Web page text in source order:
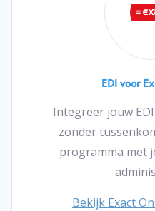
EDI voor
Integreer jouw
zonder
programma met
Bekijk Exact